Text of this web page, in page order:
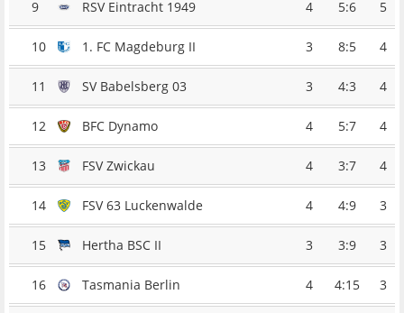
9 RSV Eintracht 1949 4 5:6 5
10 1. FC Magdeburg II 3 8:5 4
11 SV Babelsberg 03 3 4:3 4
12 BFC Dynamo 4 5:7 4
13 FSV Zwickau 4 3:7 4
14 FSV 63 Luckenwalde 4 4:9 3
15 Hertha BSC II 3 3:9 3
16 Tasmania Berlin 4 4:15 3